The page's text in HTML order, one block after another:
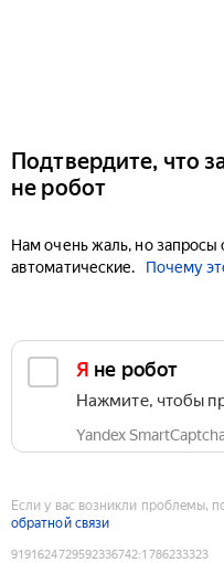
Подтвердите, что
не робот
Нам очень жаль, но запросы
автоматические.
Почему
Я не робот
Нажмите, чтобы
Yandex
Если у вас возникли проблемы,
обратной связи
9191624729592336742:1786233323